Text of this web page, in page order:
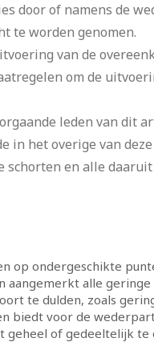
door of namens de
te worden genomen.
van de
om de
leden van dit
in het overige van
schorten en alle
op ondergeschikte
aangemerkt alle
te dulden, zoals
biedt voor de
geheel of gedeeltelijk te